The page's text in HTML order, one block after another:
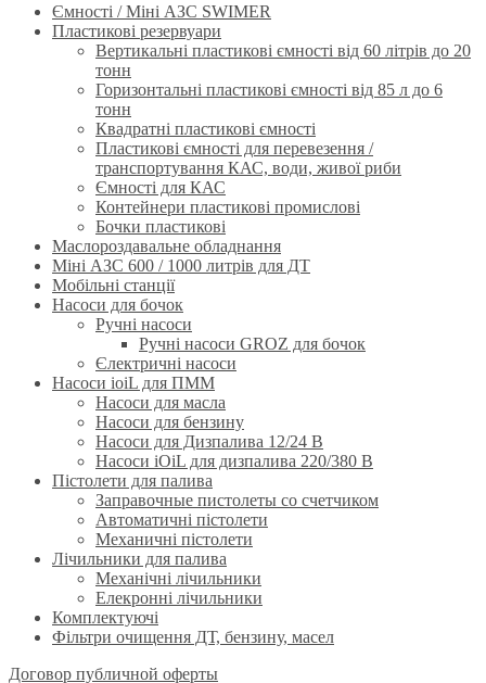
Ємності / Міні АЗС SWIMER
Пластикові резервуари
Вертикальні пластикові ємності від 60 літрів до 20
тонн
Горизонтальні пластикові ємності від 85 л до 6
тонн
Квадратні пластикові ємності
Пластикові ємності для перевезення /
транспортування КАС, води, живої риби
Ємності для КАС
Контейнери пластикові промислові
Бочки пластикові
Маслороздавальне обладнання
Міні АЗС 600 / 1000 литрів для ДТ
Мобільні станції
Насоси для бочок
Ручнi насоси
Ручні насоси GROZ для бочок
Єлектричні насоси
Насоси ioiL для ПММ
Насоси для масла
Насоси для бензину
Насоси для Дизпалива 12/24 B
Насоси iOiL для дизпалива 220/380 B
Пістолети для палива
Заправочные пистолеты со счетчиком
Автоматичні пістолети
Механичні пістолети
Лічильники для палива
Механічні лічильники
Елекронні лічильники
Комплектуючі
Фільтри очищення ДТ, бензину, масел
Договор публичной оферты